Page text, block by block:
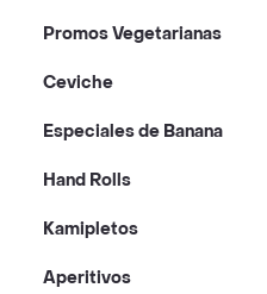
Promos Vegetarianas
Ceviche
Especiales de Banana
Hand Rolls
Kamipletos
Aperitivos